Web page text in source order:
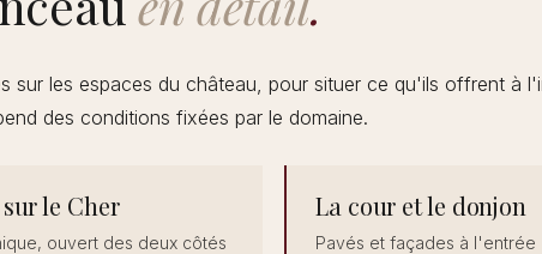
sur les espaces du château, pour situer ce qu'ils offrent à
des conditions fixées par le domaine.
le Cher
ouvert des deux côtés
La cour et le donjon
Pavés et façades à l'entrée